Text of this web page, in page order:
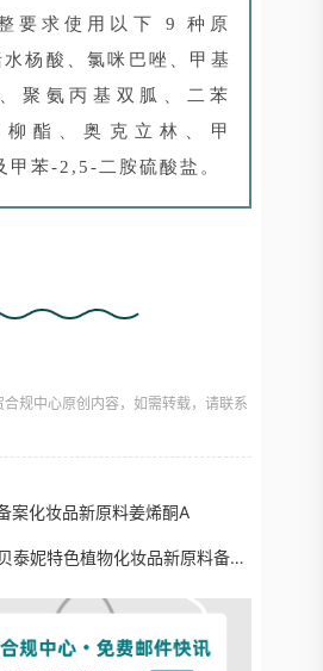
要求使用以下 9 种原
杨酸、氯咪巴唑、甲基
聚氨丙基双胍、二苯
酯、奥克立林、甲
苯-2,5-二胺硫酸盐。
规中心原创内容，如需转载，请联系
案化妆品新原料姜烯酮A
第17个，贝泰妮特色植物化妆品新原料备案+1！